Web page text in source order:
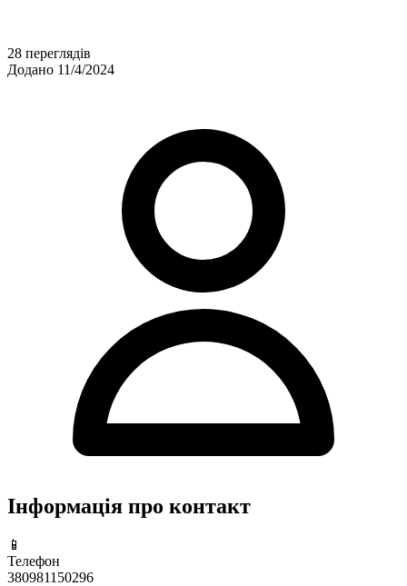
28 переглядів
Додано 11/4/2024
Інформація про контакт
📱
Телефон
380981150296